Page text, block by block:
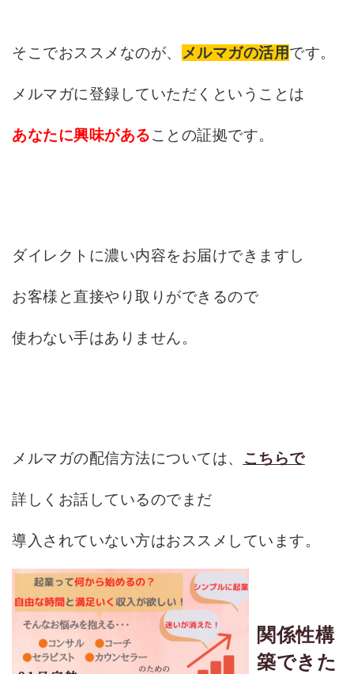
そこでおススメなのが、 メルマガの活用です。
メルマガに登録していただくということは
あなたに興味があることの証拠です。
ダイレクトに濃い内容をお届けできますし
お客様と直接やり取りができるので
使わない手はありません。
メルマガの配信方法については、 こちらで
詳しくお話しているのでまだ
導入されていない方はおススメしています。
関係性構
築できた